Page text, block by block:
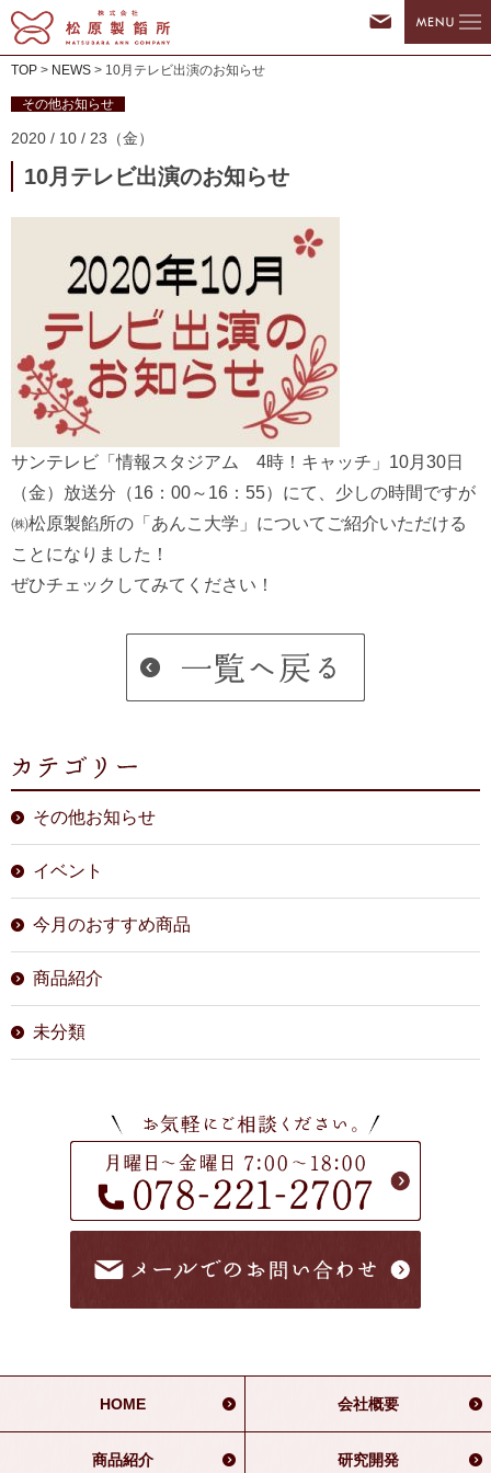
TOP > NEWS > 10月テレビ出演のお知らせ
その他お知らせ
2020 / 10 / 23（金）
10月テレビ出演のお知らせ
サンテレビ「情報スタジアム 4時！キャッチ」10月30日
（金）放送分（16：00～16：55）にて、少しの時間ですが
㈱松原製餡所の「あんこ大学」についてご紹介いただける
ことになりました！
ぜひチェックしてみてください！
その他お知らせ
イベント
今月のおすすめ商品
商品紹介
未分類
HOME 会社概要
商品紹介 研究開発